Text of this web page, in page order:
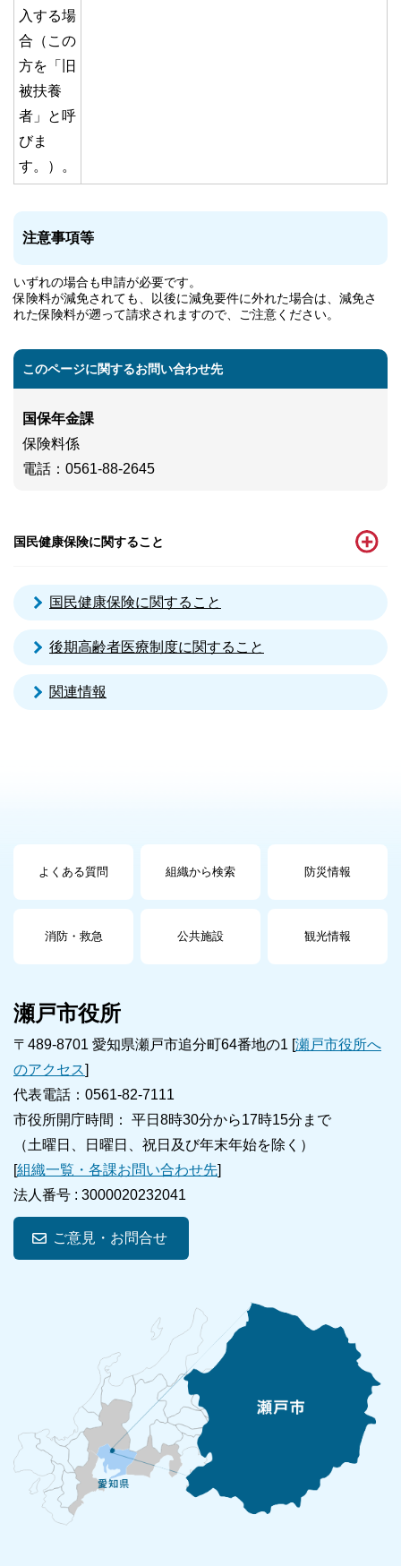
入する場
合（この
方を「旧
被扶養
者」と呼
びま
す。）。
注意事項等
いずれの場合も申請が必要です。
保険料が減免されても、以後に減免要件に外れた場合は、減免さ
れた保険料が遡って請求されますので、ご注意ください。
このページに関するお問い合わせ先
国保年金課
保険料係
電話 ：0561-88-2645
国民健康保険に関すること
国民健康保険に関すること
後期高齢者医療制度に関すること
関連情報
よくある質問 組織から検索 防災情報
消防・救急 公共施設 観光情報
瀬戸市役所
〒489-8701 愛知県瀬戸市追分町64番地の1 [瀬戸市役所へ
のアクセス]
代表電話：0561-82-7111
市役所開庁時間： 平日8時30分から17時15分まで
（土曜日、日曜日、祝日及び年末年始を除く）
[組織一覧・各課お問い合わせ先]
法人番号 : 3000020232041
ご意見・お問合せ